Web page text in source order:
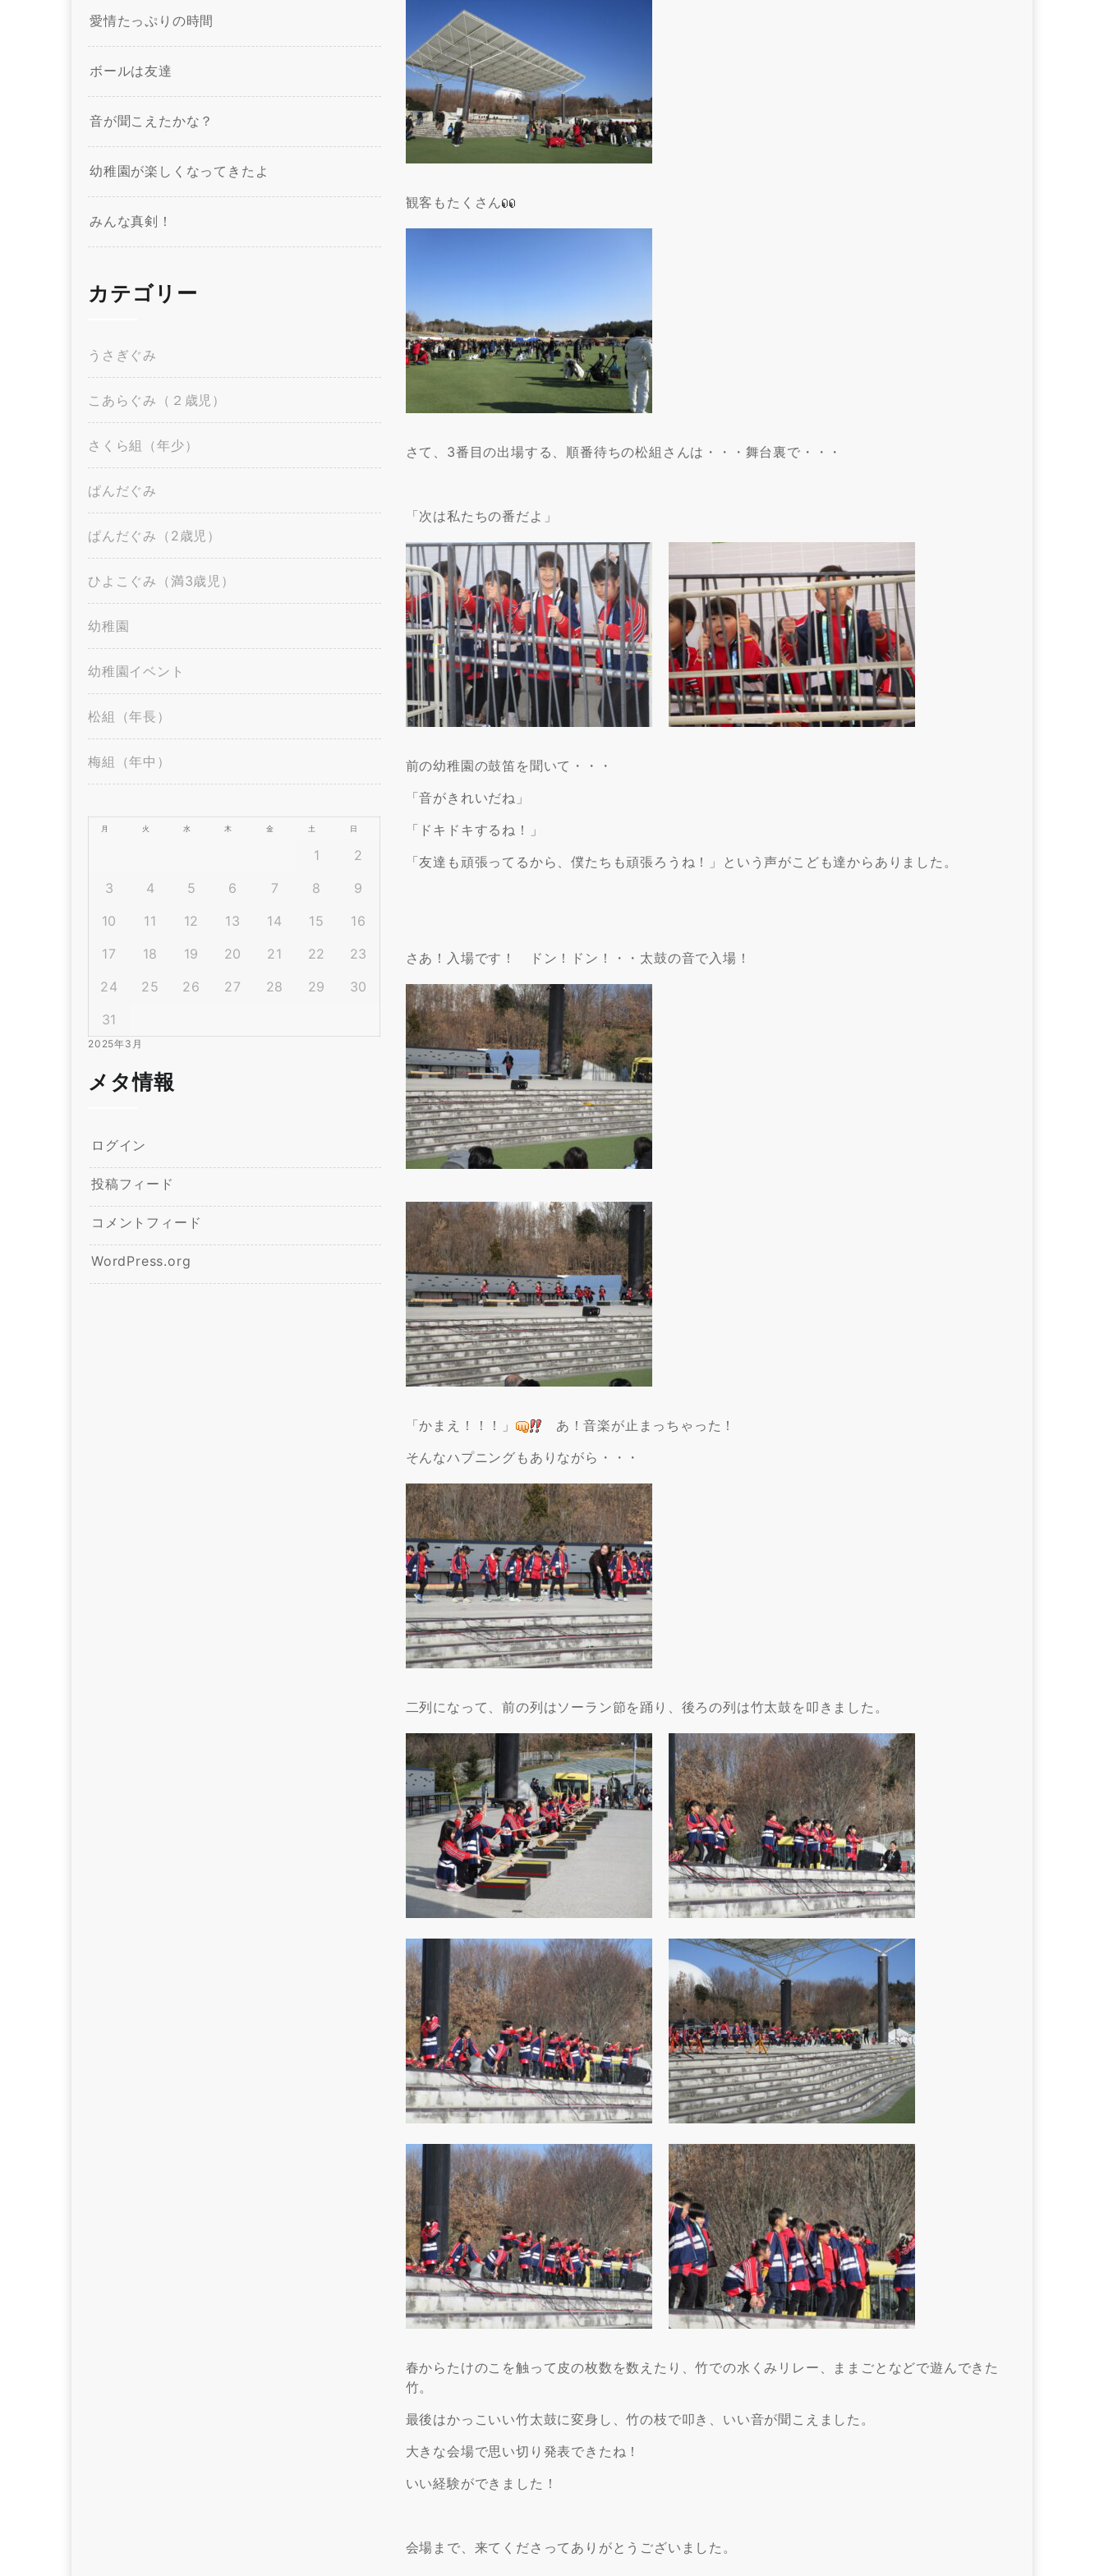
観客もたくさん
さて、3番目の出場する、順番待ちの松組さんは・・・舞台裏で・・・
「次は私たちの番だよ」
前の幼稚園の鼓笛を聞いて・・・
「音がきれいだね」
「ドキドキするね！」
「友達も頑張ってるから、僕たちも頑張ろうね！」という声がこども達からありました。
さあ！入場です！ ドン！ドン！・・太鼓の音で入場！
「かまえ！！！」
あ！音楽が止まっちゃった！
そんなハプニングもありながら・・・
二列になって、前の列はソーラン節を踊り、後ろの列は竹太鼓を叩きました。
春からたけのこを触って皮の枚数を数えたり、竹での水くみリレー、ままごとなどで遊んできた
竹。
最後はかっこいい竹太鼓に変身し、竹の枝で叩き、いい音が聞こえました。
大きな会場で思い切り発表できたね！
いい経験ができました！
会場まで、来てくださってありがとうございました。
愛情たっぷりの時間
ボールは友達
音が聞こえたかな？
幼稚園が楽しくなってきたよ
みんな真剣！
カテゴリー
うさぎぐみ
こあらぐみ（２歳児）
さくら組（年少）
ぱんだぐみ
ぱんだぐみ（2歳児）
ひよこぐみ（満3歳児）
幼稚園
幼稚園イベント
松組（年長）
梅組（年中）
2025年3月
月 火 水 木 金 土 日
1
2
3
4 5 6 7 8
9
10
11 12 13 14 15
16
17
18 19 20 21 22
23
24
25 26 27 28 29
30
31
メタ情報
ログイン
投稿フィード
コメントフィード
WordPress.org